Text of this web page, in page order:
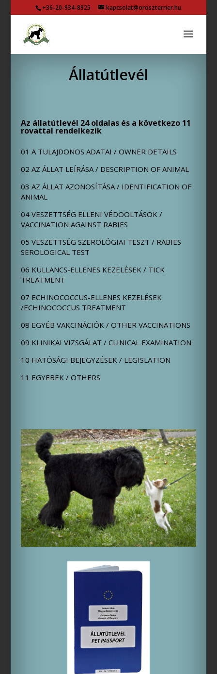
+36-20-934-8925 kapcsolat@oroszterrier.hu
Állatútlevél
Az állatútlevél 24 oldalas és a következo 11
rovattal rendelkezik
01 A TULAJDONOS ADATAI / OWNER DETAILS
02 AZ ÁLLAT LEÍRÁSA / DESCRIPTION OF ANIMAL
03 AZ ÁLLAT AZONOSÍTÁSA / IDENTIFICATION OF
ANIMAL
04 VESZETTSÉG ELLENI VÉDOOLTÁSOK /
VACCINATION AGAINST RABIES
05 VESZETTSÉG SZEROLÓGIAI TESZT / RABIES
SEROLOGICAL TEST
06 KULLANCS-ELLENES KEZELÉSEK / TICK
TREATMENT
07 ECHINOCOCCUS-ELLENES KEZELÉSEK
/ECHINOCOCCUS TREATMENT
08 EGYÉB VAKCINÁCIÓK / OTHER VACCINATIONS
09 KLINIKAI VIZSGÁLAT / CLINICAL EXAMINATION
10 HATÓSÁGI BEJEGYZÉSEK / LEGISLATION
11 EGYEBEK / OTHERS